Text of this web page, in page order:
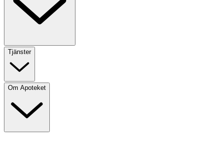
Tjänster
Om Apoteket